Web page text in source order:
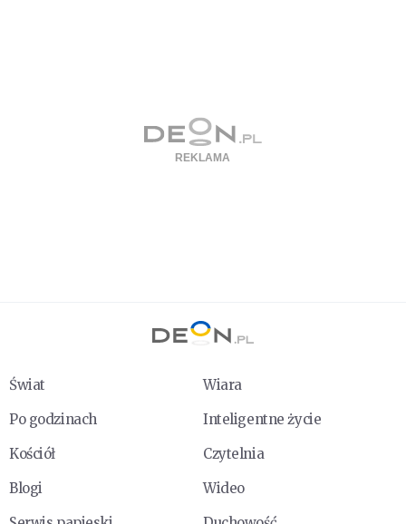
Świat
Wiara
Po godzinach
Inteligentne życie
Kościół
Czytelnia
Blogi
Wideo